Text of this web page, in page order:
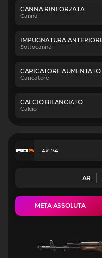
CANNA RINFORZATA
Canna
IMPUGNATURA
Sottocanna
CARICATORE AUMENTATO
Caricatore
CALCIO BILANCIATO
Calcio
AK-74
AR
META ASSOLUTA